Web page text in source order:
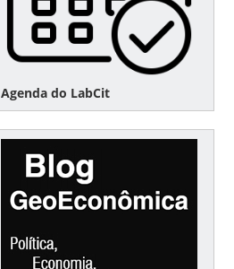
Agenda do LabCit